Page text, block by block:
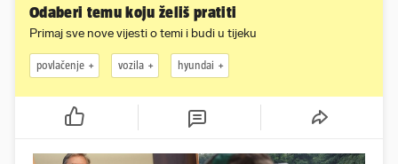
Odaberi temu koju želiš pratiti
Primaj sve nove vijesti o temi i budi u tijeku
povlačenje vozila hyundai